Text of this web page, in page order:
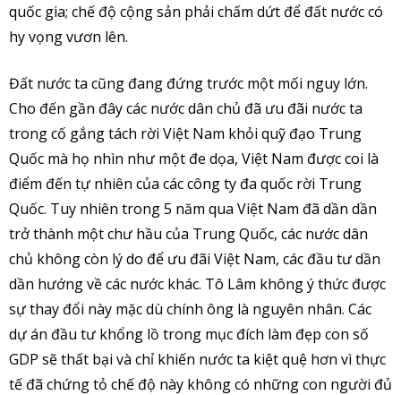
quốc gia; chế độ cộng sản phải chấm dứt để đất nước có
hy vọng vươn lên.
Đất nước ta cũng đang đứng trước một mối nguy lớn.
Cho đến gần đây các nước dân chủ đã ưu đãi nước ta
trong cố gắng tách rời Việt Nam khỏi quỹ đạo Trung
Quốc mà họ nhìn như một đe dọa, Việt Nam được coi là
điểm đến tự nhiên của các công ty đa quốc rời Trung
Quốc. Tuy nhiên trong 5 năm qua Việt Nam đã dần dần
trở thành một chư hầu của Trung Quốc, các nước dân
chủ không còn lý do để ưu đãi Việt Nam, các đầu tư dần
dần hướng về các nước khác. Tô Lâm không ý thức được
sự thay đổi này mặc dù chính ông là nguyên nhân. Các
dự án đầu tư khổng lồ trong mục đích làm đẹp con số
GDP sẽ thất bại và chỉ khiến nước ta kiệt quệ hơn vì thực
tế đã chứng tỏ chế độ này không có những con người đủ